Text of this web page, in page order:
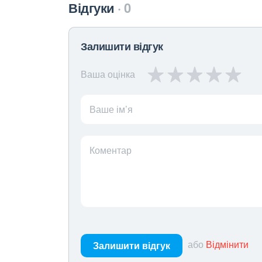
Відгуки 0
Залишити відгук
Ваша оцінка
Ваше ім’я
Коментар
Залишити відгук або Відмінити